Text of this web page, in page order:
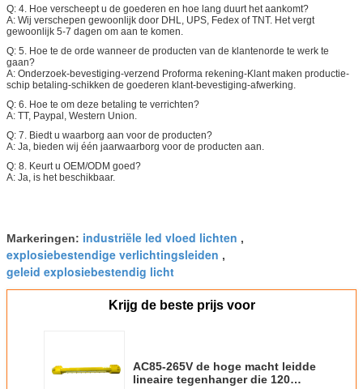
Q: 4. Hoe verscheept u de goederen en hoe lang duurt het aankomt?
A: Wij verschepen gewoonlijk door DHL, UPS, Fedex of TNT. Het vergt
gewoonlijk 5-7 dagen om aan te komen.
Q: 5. Hoe te de orde wanneer de producten van de klantenorde te werk te
gaan?
A: Onderzoek-bevestiging-verzend Proforma rekening-Klant maken productie-
schip betaling-schikken de goederen klant-bevestiging-afwerking.
Q: 6. Hoe te om deze betaling te verrichten?
A: TT, Paypal, Western Union.
Q: 7. Biedt u waarborg aan voor de producten?
A: Ja, bieden wij één jaarwaarborg voor de producten aan.
Q: 8. Keurt u OEM/ODM goed?
A: Ja, is het beschikbaar.
Markeringen: industriële led vloed lichten ,
explosiebestendige verlichtingsleiden ,
geleid explosiebestendig licht
Krijg de beste prijs voor
AC85-265V de hoge macht leidde
lineaire tegenhanger die 120